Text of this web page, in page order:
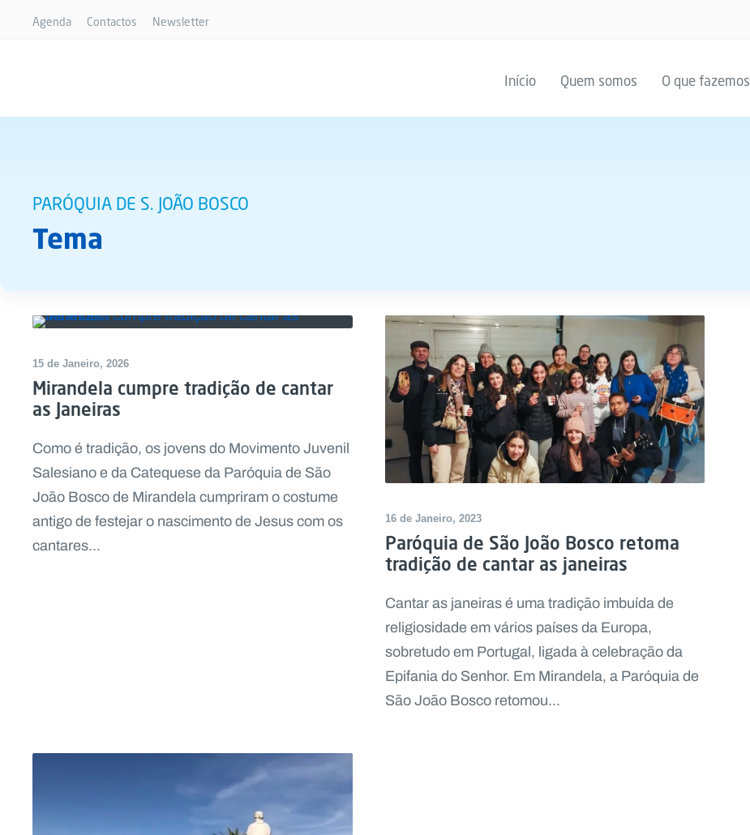
Agenda Contactos Newsletter
Início Quem somos O que fazemos
PARÓQUIA DE S. JOÃO BOSCO
Tema
15 de Janeiro, 2026
Mirandela cumpre tradição de cantar
as Janeiras
Como é tradição, os jovens do Movimento Juvenil
Salesiano e da Catequese da Paróquia de São
João Bosco de Mirandela cumpriram o costume
antigo de festejar o nascimento de Jesus com os
cantares...
16 de Janeiro, 2023
Paróquia de São João Bosco retoma
tradição de cantar as janeiras
Cantar as janeiras é uma tradição imbuída de
religiosidade em vários países da Europa,
sobretudo em Portugal, ligada à celebração da
Epifania do Senhor. Em Mirandela, a Paróquia de
São João Bosco retomou...